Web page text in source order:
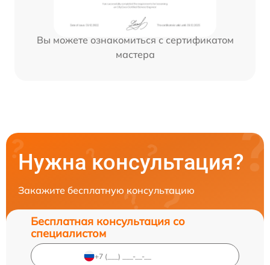
Вы можете ознакомиться с сертификатом
мастера
Нужна консультация?
Закажите бесплатную консультацию
Бесплатная консультация со
специалистом